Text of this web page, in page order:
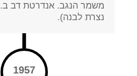
משמר הנגב. אנדרטת דב ב.
נצרת לבנה).
1957